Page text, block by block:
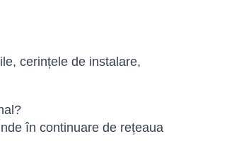
cerințele de instalare,
în continuare de rețeaua